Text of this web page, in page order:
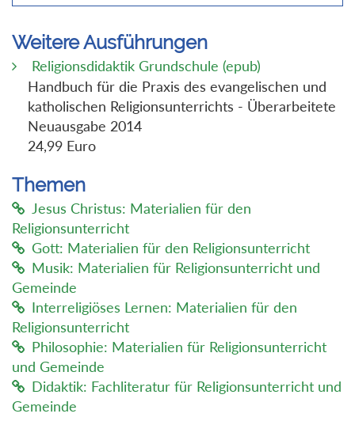
Weitere Ausführungen
Religionsdidaktik Grundschule (epub)
Handbuch für die Praxis des evangelischen und
katholischen Religionsunterrichts - Überarbeitete
Neuausgabe 2014
24,99 Euro
Themen
Jesus Christus: Materialien für den
Religionsunterricht
Gott: Materialien für den Religionsunterricht
Musik: Materialien für Religionsunterricht und
Gemeinde
Interreligiöses Lernen: Materialien für den
Religionsunterricht
Philosophie: Materialien für Religionsunterricht
und Gemeinde
Didaktik: Fachliteratur für Religionsunterricht und
Gemeinde